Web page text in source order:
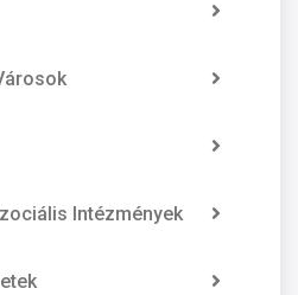
Intézmények